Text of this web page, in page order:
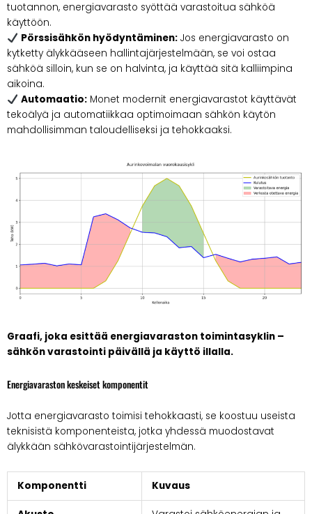
tuotannon, energiavarasto syöttää varastoitua sähköä
käyttöön.
Pörssisähkön hyödyntäminen:Jos energiavarasto on
kytketty älykkääseen hallintajärjestelmään, se voi ostaa
sähköä silloin, kun se on halvinta, ja käyttää sitä kalliimpina
aikoina.
Automaatio:Monet modernit energiavarastot käyttävät
tekoälyä ja automatiikkaa optimoimaan sähkön käytön
mahdollisimman taloudelliseksi ja tehokkaaksi.
Graafi, joka esittää energiavaraston toimintasyklin –
sähkön varastointi päivällä ja käyttö illalla.
Energiavaraston keskeiset komponentit
Jotta energiavarasto toimisi tehokkaasti, se koostuu useista
teknisistä komponenteista, jotka yhdessä muodostavat
älykkään sähkövarastointijärjestelmän.
Komponentti Kuvaus